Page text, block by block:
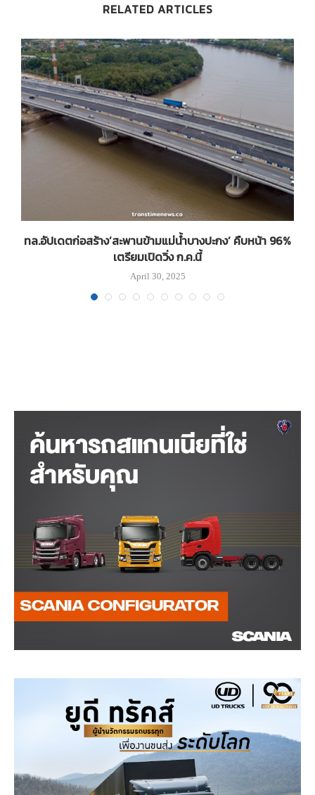
RELATED ARTICLES
ทล.อัปเดตก่อสร้าง’สะพานข้ามแม่น้ำบางปะกง’ คืบหน้า 96%
เตรียมเปิดวิ่ง ก.ค.นี้
April 30, 2025